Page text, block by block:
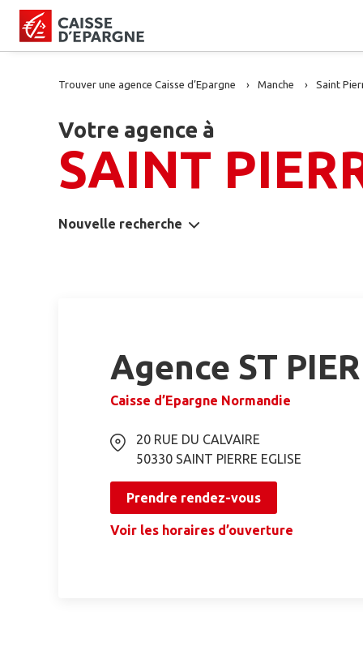
Trouver une agence Caisse d’Epargne Manche Saint
Votre agence à
SAINT
Nouvelle recherche
Agence ST
Caisse d’Epargne Normandie
20 RUE DU CALVAIRE
50330 SAINT PIERRE EGLISE
Prendre rendez-vous
Voir les horaires d’ouverture